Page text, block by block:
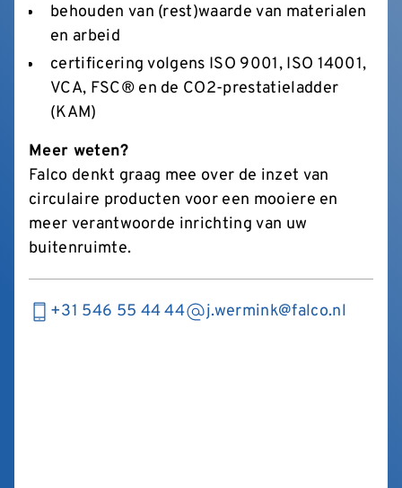
behouden van (rest)waarde van materialen
en arbeid
certificering volgens ISO 9001, ISO 14001,
VCA, FSC® en de CO2-prestatieladder
(KAM)
Meer weten?
Falco denkt graag mee over de inzet van
circulaire producten voor een mooiere en
meer verantwoorde inrichting van uw
buitenruimte.
+31 546 55 44 44 j.wermink@falco.nl